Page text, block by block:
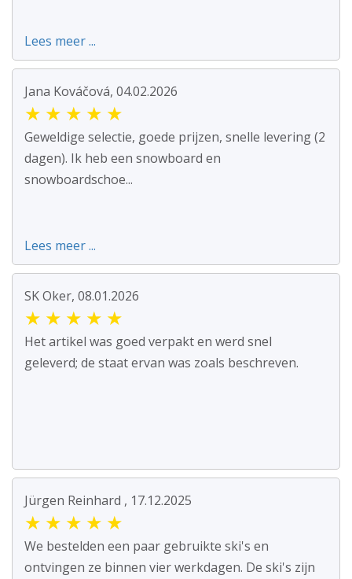
Lees meer ...
Jana Kováčová, 04.02.2026
★ ★ ★ ★ ★
Geweldige selectie, goede prijzen, snelle levering (2
dagen). Ik heb een snowboard en
snowboardschoe...
Lees meer ...
SK Oker, 08.01.2026
★ ★ ★ ★ ★
Het artikel was goed verpakt en werd snel
geleverd; de staat ervan was zoals beschreven.
Jürgen Reinhard , 17.12.2025
★ ★ ★ ★ ★
We bestelden een paar gebruikte ski's en
ontvingen ze binnen vier werkdagen. De ski's zijn